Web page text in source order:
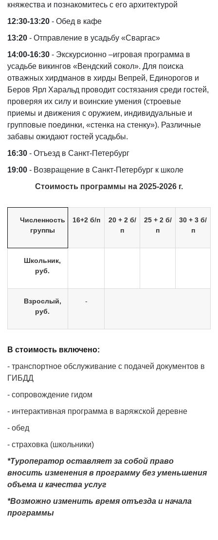
княжества и познакомитесь с его архитектурой
12:30-13:20 - Обед в кафе
13:20 - Отправление в усадьбу «Сваргас»
14:00-16:30 - Экскурсионно –игровая программа в
усадьбе викингов «Вендский сокол». Для поиска
отважных хирдманов в хирды Вепрей, Единорогов и
Беров Ярл Харальд проводит состязания среди гостей,
проверяя их силу и воинские умения (строевые
приемы и движения с оружием, индивидуальные и
групповые поединки, «стенка на стенку»). Различные
забавы ожидают гостей усадьбы.
16:30 - Отъезд в Санкт-Петербург
19:00 - Возвращение в Санкт-Петербург к школе
Стоимость программы на 2025-2026 г.
Численность
группы
16+2 б/п
20 + 2 б/
п
25 + 2 б/
п
30 + 3 б/
п
Школьник,
руб.
Взрослый,
руб.
-
В стоимость включено:
- транспортное обслуживание с подачей документов в
ГИБДД
- сопровождение гидом
- интерактивная программа в варяжской деревне
- обед
- страховка (школьники)
*Туроператор оставляет за собой право
вносить изменения в программу без уменьшения
объема и качества услуг
*Возможно изменить время отъезда и начала
программы